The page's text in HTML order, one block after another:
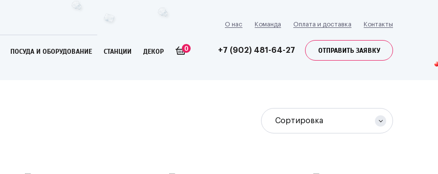
ПОСУДА И ОБОРУДОВАНИЕ СТАНЦИИ ДЕКОР 0
О нас Команда Оплата и доставка Контакты
+7 (902) 481-64-27 ОТПРАВИТЬ ЗАЯВКУ
Сортировка